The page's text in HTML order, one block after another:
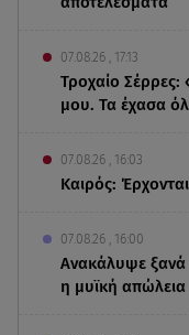
07.08.26 , 17:13
Τροχαίο Σέρρες:
μου. Τα έχασα
07.08.26 , 16:03
Καιρός:
07.08.26 , 16:00
Ανακάλυψε ξανά
η μυϊκή απώλεια